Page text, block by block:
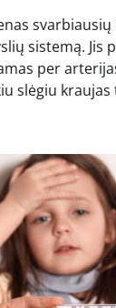
sistemą. Jis
per
slėgiu kraujas